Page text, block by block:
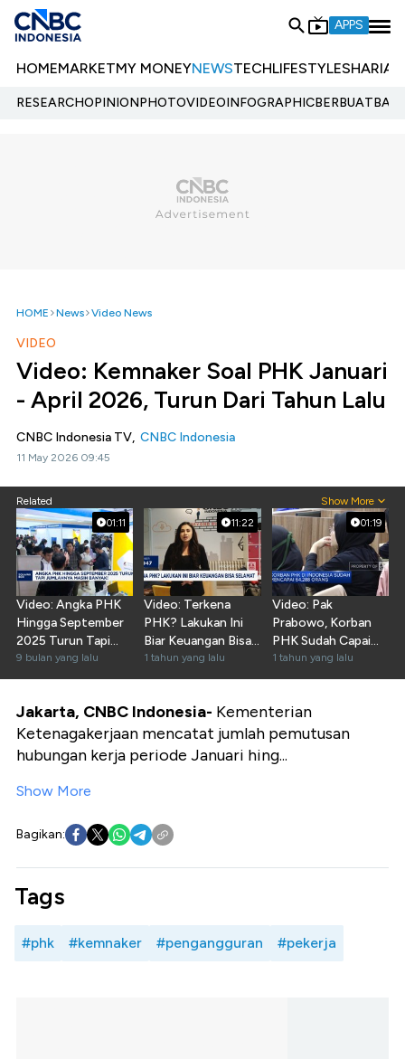
APPS
HOMEMARKETMY MONEYNEWSTECHLIFESTYLESHARIA
RESEARCHOPINIONPHOTOVIDEOINFOGRAPHIC
HOME News Video News
VIDEO
Video: Kemnaker Soal PHK Januari
- April 2026, Turun Dari Tahun Lalu
CNBC Indonesia TV, CNBC Indonesia
11 May 2026 09:45
Related Show More
01:11
Video: Angka PHK
Hingga September
2025 Turun Tapi
Jumlahnya Banyak!
9 bulan yang lalu
11:22
Video: Terkena
PHK? Lakukan Ini
Biar Keuangan Bisa
Selamat
1 tahun yang lalu
01:19
Video: Pak
Prabowo, Korban
PHK Sudah Capai
64 Ribu Orang!
1 tahun yang lalu
Jakarta, CNBC Indonesia- Kementerian
Ketenagakerjaan mencatat jumlah pemutusan
hubungan kerja periode Januari hing...
Show More
Bagikan:
Tags
#phk #kemnaker #pengangguran #pekerja